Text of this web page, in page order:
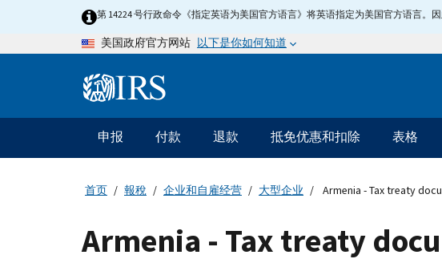
第 14224 号行政命令《指定英语为美国官方语言》将英语指定为美国官方语言。
美国政府官方网站 以下是你如何知道
Information
主
要
导
申报 付款 退款 抵免优惠和扣除 表格
首页 報稅 企业和自雇经营 大型企业 Armenia - Tax treaty
Armenia - Tax treaty